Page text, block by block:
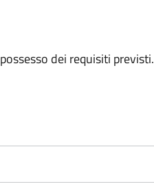
dei requisiti previsti.